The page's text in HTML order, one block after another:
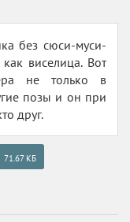
без сюси-муси-
виселица. Вот
не только в
позы и он при
друг.
71.67 КБ